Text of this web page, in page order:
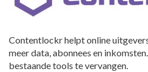
Contentlockr helpt online
meer data, abonnees en
bestaande tools te vervangen.